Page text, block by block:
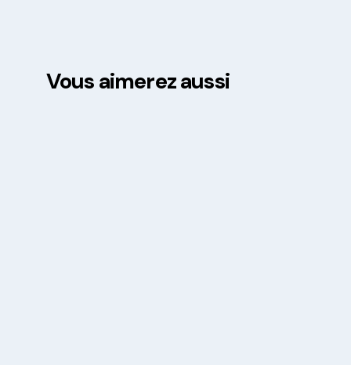
Vous aimerez aussi